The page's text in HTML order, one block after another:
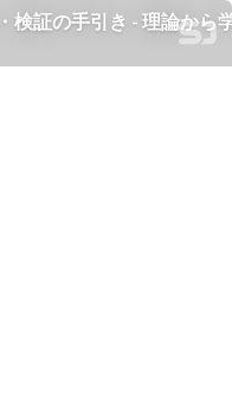
検証の手引き - 理論から